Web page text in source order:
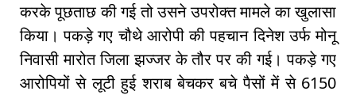
करके पूछताछ की गई तो उसने उपरोक्त मामले का खुलासा
किया। पकड़े गए चौथे आरोपी की पहचान दिनेश उर्फ मोनू
निवासी मारोत जिला झज्जर के तौर पर की गई। पकड़े गए
आरोपियों से लूटी हुई शराब बेचकर बचे पैसों में से 6150